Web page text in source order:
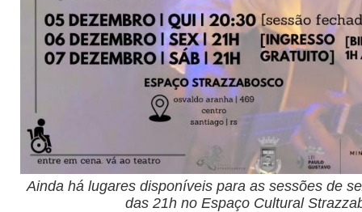
Ainda há lugares disponíveis para as sessões de
das 21h no Espaço Cultural